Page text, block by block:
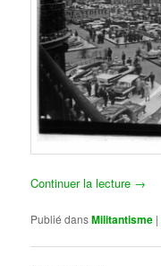
Continuer la lecture →
Publié dansMilitantisme |